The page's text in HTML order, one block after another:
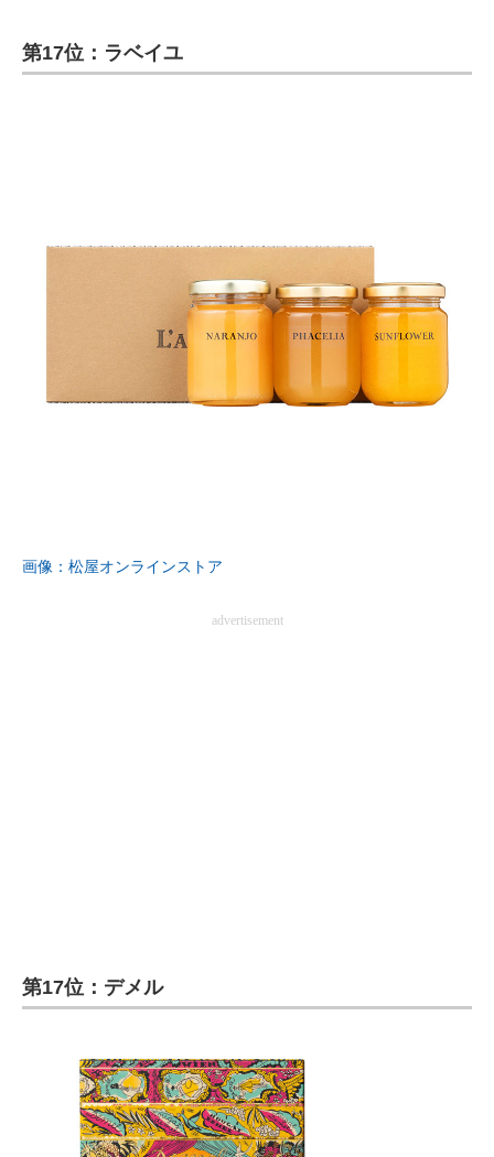
第17位：ラベイユ
画像：松屋オンラインストア
advertisement
第17位：デメル